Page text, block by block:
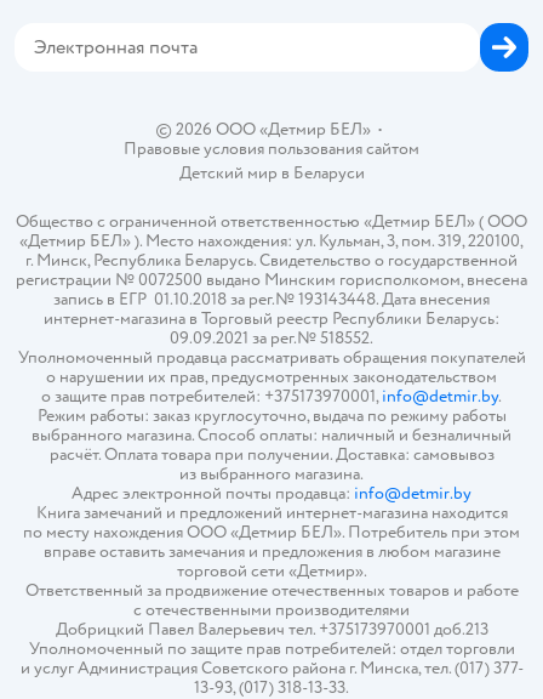
© 2026 ООО «Детмир БЕЛ»•
Правовые условия пользования сайтом
Детский мир в Беларуси
Общество с ограниченной ответственностью «Детмир БЕЛ» ( ООО
«Детмир БЕЛ» ). Место нахождения: ул. Кульман, 3, пом. 319, 220100,
г. Минск, Республика Беларусь. Свидетельство о государственной
регистрации № 0072500 выдано Минским горисполкомом, внесена
запись в ЕГР 01.10.2018 за рег.№ 193143448. Дата внесения
интернет-магазина в Торговый реестр Республики Беларусь:
09.09.2021 за рег.№ 518552.
Уполномоченный продавца рассматривать обращения покупателей
о нарушении их прав, предусмотренных законодательством
о защите прав потребителей: +375173970001,info@detmir.by.
Режим работы: заказ круглосуточно, выдача по режиму работы
выбранного магазина. Способ оплаты: наличный и безналичный
расчёт. Оплата товара при получении. Доставка: самовывоз
из выбранного магазина.
Адрес электронной почты продавца: info@detmir.by
Книга замечаний и предложений интернет-магазина находится
по месту нахождения ООО «Детмир БЕЛ». Потребитель при этом
вправе оставить замечания и предложения в любом магазине
торговой сети «Детмир».
Ответственный за продвижение отечественных товаров и работе
с отечественными производителями
Добрицкий Павел Валерьевич тел. +375173970001 доб.213
Уполномоченный по защите прав потребителей: отдел торговли
и услуг Администрация Советского района г. Минска, тел. (017) 377-
13-93, (017) 318-13-33.